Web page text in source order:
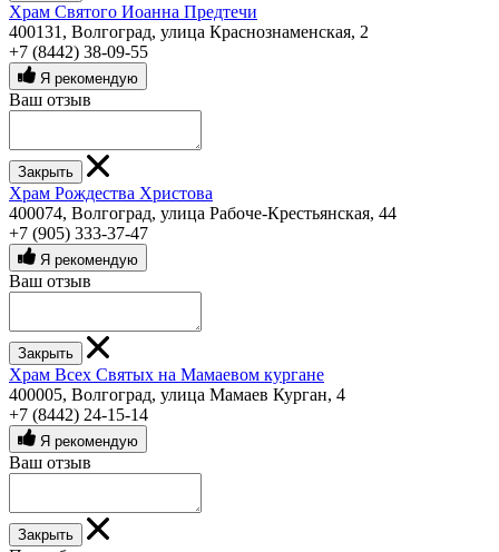
Храм Святого Иоанна Предтечи
400131, Волгоград, улица Краснознаменская, 2
+7 (8442) 38-09-55
Я рекомендую
Ваш отзыв
Закрыть
Храм Рождества Христова
400074, Волгоград, улица Рабоче-Крестьянская, 44
+7 (905) 333-37-47
Я рекомендую
Ваш отзыв
Закрыть
Храм Всех Святых на Мамаевом кургане
400005, Волгоград, улица Мамаев Курган, 4
+7 (8442) 24-15-14
Я рекомендую
Ваш отзыв
Закрыть